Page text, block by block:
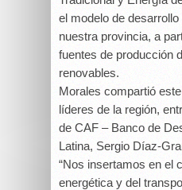
el modelo de
nuestra provincia, a
fuentes de producción
renovables.
Morales compartió
líderes de la región,
de CAF – Banco de
Latina, Sergio Díaz-
“Nos insertamos en el
energética y del